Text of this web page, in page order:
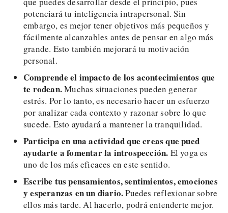
potenciará tu inteligencia intrapersonal. Sin
embargo, es mejor tener objetivos más pequeños y
fácilmente alcanzables antes de pensar en algo más
grande. Esto también mejorará tu motivación
personal.
Comprende el impacto de los acontecimientos que
te rodean.Muchas situaciones pueden generar
estrés. Por lo tanto, es necesario hacer un esfuerzo
por analizar cada contexto y razonar sobre lo que
sucede. Esto ayudará a mantener la tranquilidad.
Participa en una actividad que creas que pued
ayudarte a fomentar la introspección. El yoga es
uno de los más eficaces en este sentido.
Escribe tus pensamientos, sentimientos, emociones
y esperanzas en un diario.Puedes reflexionar sobre
ellos más tarde. Al hacerlo, podrá entenderte mejor.